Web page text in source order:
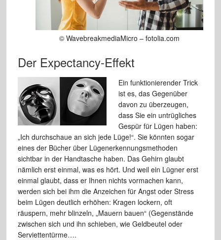
© WavebreakmediaMicro – fotolia.com
Der Expectancy-Effekt
Ein funktionierender Trick
ist es, das Gegenüber
davon zu überzeugen,
dass Sie ein untrügliches
Gespür für Lügen haben:
„Ich durchschaue an sich jede Lüge!“. Sie könnten sogar
eines der Bücher über Lügenerkennungsmethoden
sichtbar in der Handtasche haben. Das Gehirn glaubt
nämlich erst einmal, was es hört. Und weil ein Lügner erst
einmal glaubt, dass er Ihnen nichts vormachen kann,
werden sich bei ihm die Anzeichen für Angst oder Stress
beim Lügen deutlich erhöhen: Kragen lockern, oft
räuspern, mehr blinzeln, „Mauern bauen“ (Gegenstände
zwischen sich und ihn schieben, wie Geldbeutel oder
Serviettentürme….